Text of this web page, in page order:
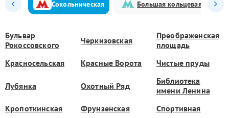
Сокольническая Большая кольцевая
Бульвар
Рокоссовского
Черкизовская
Преображенская
площадь
Красносельская
Красные Ворота Чистые пруды
Лубянка Охотный Ряд
Библиотека
имени Ленина
Кропоткинская
Фрунзенская
Спортивная